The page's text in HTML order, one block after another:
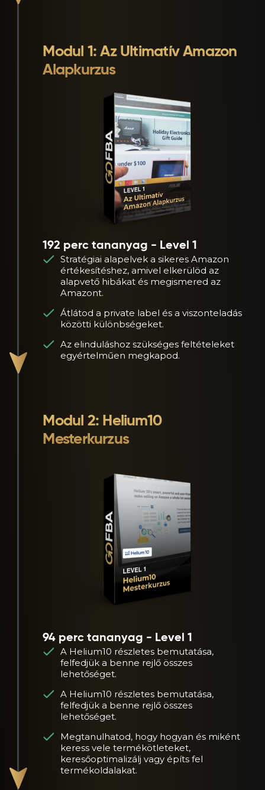
Modul 1: Az Ultimatív Amazon
Alapkurzus
192 perc tananyag - Level 1
Stratégiai alapelvek a sikeres Amazon
értékesítéshez, amivel elkerülöd az
alapvető hibákat és megismered az
Amazont.
Átlátod a private label és a viszonteladás
közötti különbségeket.
Az elinduláshoz szükséges feltételeket
egyértelműen megkapod.
Modul 2: Helium10
Mesterkurzus
94 perc tananyag - Level 1
A Helium10 részletes bemutatása,
felfedjük a benne rejlő összes
lehetőséget.
A Helium10 részletes bemutatása,
felfedjük a benne rejlő összes
lehetőséget.
Megtanulhatod, hogy hogyan és miként
keress vele termékötleteket,
keresőoptimalizálj vagy építs fel
termékoldalakat.